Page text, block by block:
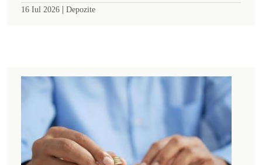
16 Iul 2026 | Depozite